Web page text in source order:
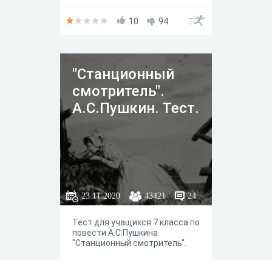
10 94
"Станционный
смотритель".
А.С.Пушкин. Тест.
23.11.2020 43421 24
Тест для учащихся 7 класса по
повести А.С.Пушкина
"Станционный смотритель".